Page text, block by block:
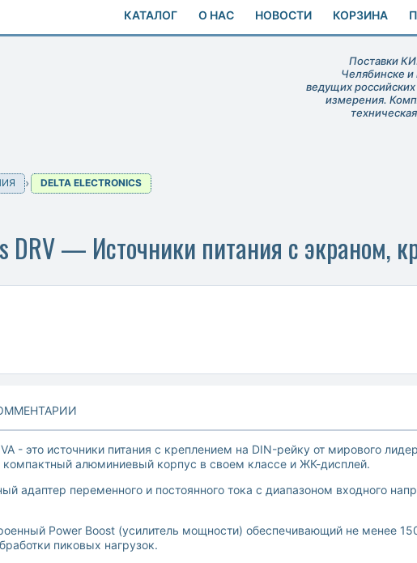
КАТАЛОГ О НАС НОВОСТИ КОРЗИНА
Поставки
Челябинске и
ведущих
измерения.
DELTA ELECTRONICS
DRV — Источники питания с экраном,
- это источники питания с креплением на DIN-рейку от мирового
алюминиевый корпус в своем классе и ЖК-дисплей.
адаптер переменного и постоянного тока с диапазоном входного
Power Boost (усилитель мощности) обеспечивающий не менее
пиковых нагрузок.